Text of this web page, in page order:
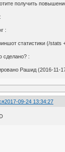
получить
:
статистики (/stats
сделано? :
Рашид (2016-11-
2017-09-24 13:34:27